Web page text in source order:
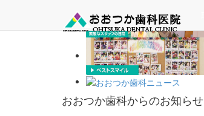
おおつか歯科からのお知らせ